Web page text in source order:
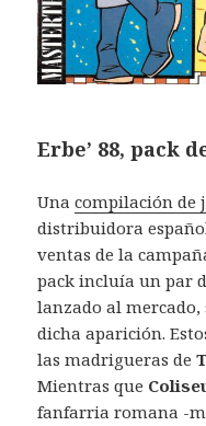
Erbe’ 88, pack
Unacompilación de
distribuidora
ventas de la
pack incluía un par
lanzado al mercado,
dicha aparición.
las madrigueras de
Mientras que
fanfarria romana -